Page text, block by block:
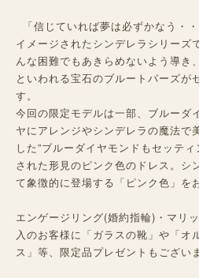
「信じていれば夢は必ずかなう・
イメージされたシンデレラシリーズ
んな困難でもあきらめないよう導き
といわれる宝石のブルートパーズが
す。
今回の限定モデルは一部、ブルーダ
ヤにアレンジやシンデレラの魔法で
した”ブルーダイヤモンドもセッテ
された形見のピンク色のドレス。シ
て象徴的に登場する「ピンク色」を
エンゲージリング(婚約指輪)・マリ
入のお客様に「ガラスの靴」や「オ
ス」等、限定品プレゼントもござい